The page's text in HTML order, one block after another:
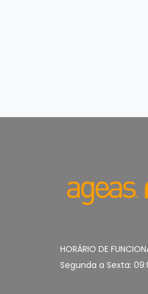
HORÁRIO DE
Segunda a Sexta: